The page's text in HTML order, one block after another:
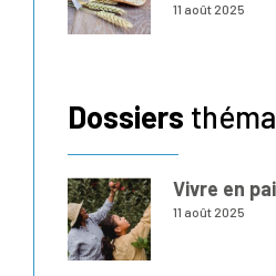
11 août 2025
Dossiers
Vivre en
11 août 2025